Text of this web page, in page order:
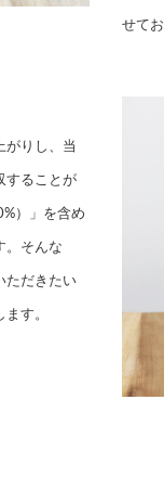
せて
がりし、当
することが
）」を含め
。そんな
ただきたい
す。